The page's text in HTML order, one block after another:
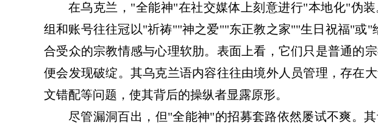
在乌克兰，"全能神"在社交媒体上刻意进行"本地化"伪
组和账号往往冠以"祈祷""神之爱""东正教之家""生日祝福"或"
合受众的宗教情感与心理软肋。表面上看，它们只是普通的
便会发现破绽。其乌克兰语内容往往由境外人员管理，存在
文错配等问题，使其背后的操纵者显露原形。
尽管漏洞百出，但"全能神"的招募套路依然屡试不爽。